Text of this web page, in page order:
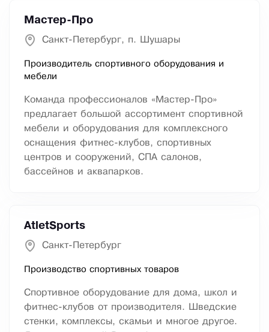
Мастер-Про
Санкт-Петербург, п. Шушары
Производитель спортивного оборудования и
мебели
Команда профессионалов «Мастер-Про»
предлагает большой ассортимент спортивной
мебели и оборудования для комплексного
оснащения фитнес-клубов, спортивных
центров и сооружений, СПА салонов,
бассейнов и аквапарков.
AtletSports
Санкт-Петербург
Производство спортивных товаров
Спортивное оборудование для дома, школ и
фитнес-клубов от производителя. Шведские
стенки, комплексы, скамьи и многое другое.